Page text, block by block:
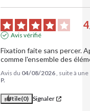
4
Avis vérifié
Fixation faite sans percer.
comme l'ensemble des
Avis du 04/08/2026, suite à
P.
Utile(0) Signaler